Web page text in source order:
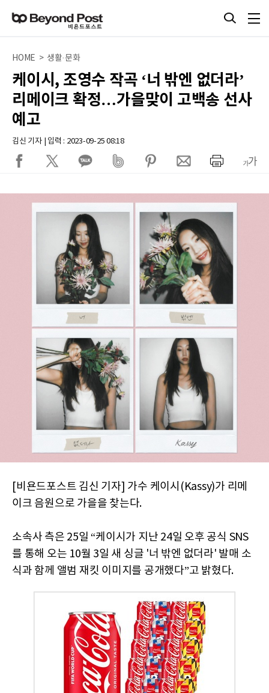
HOME > 생활·문화
케이시, 조영수 작곡 ‘너 밖엔 없더라’
리메이크 확정…가을맞이 고백송 선사
예고
김신 기자 | 입력 : 2023-09-25 08:18
[비욘드포스트 김신 기자] 가수 케이시(Kassy)가 리메
이크 음원으로 가을을 찾는다.
소속사 측은 25일 “케이시가 지난 24일 오후 공식 SNS
를 통해 오는 10월 3일 새 싱글 '너 밖엔 없더라' 발매 소
식과 함께 앨범 재킷 이미지를 공개했다”고 밝혔다.